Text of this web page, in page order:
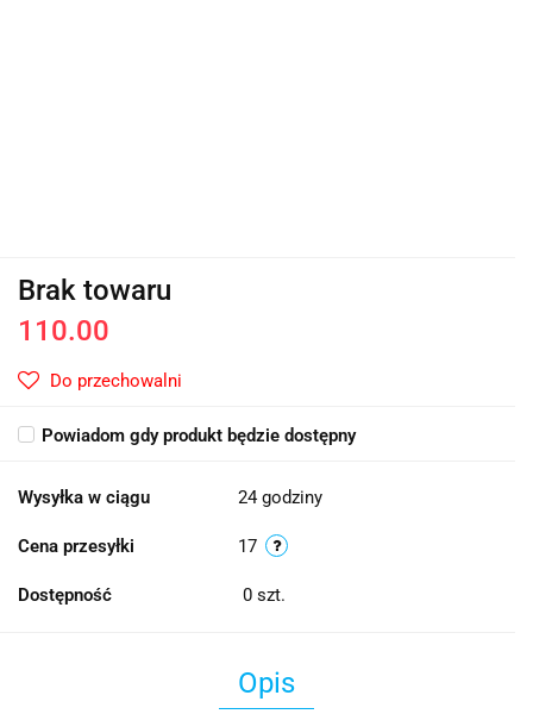
Brak towaru
110.00
Do przechowalni
Powiadom gdy produkt będzie dostępny
Wysyłka w ciągu 24 godziny
Cena przesyłki 17
Dostępność 0 szt.
Opis